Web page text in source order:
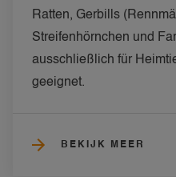
Ratten, Gerbills
Streifenhörnchen und
ausschließlich für
geeignet.
BEKIJK MEER